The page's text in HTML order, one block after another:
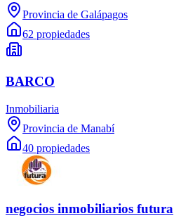
Provincia de Galápagos
62 propiedades
BARCO
Inmobiliaria
Provincia de Manabí
40 propiedades
negocios inmobiliarios futura